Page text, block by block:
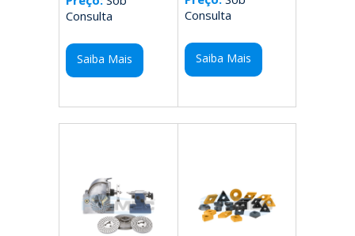
Consulta
Saiba Mais
Consulta
Saiba Mais